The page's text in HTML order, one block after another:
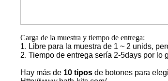
Carga de la muestra y tiempo de entrega:
1. Libre para la muestra de 1 ~ 2 unids,
2. Tiempo de entrega sería 2-5days por lo
Hay más de 10 tipos de botones para